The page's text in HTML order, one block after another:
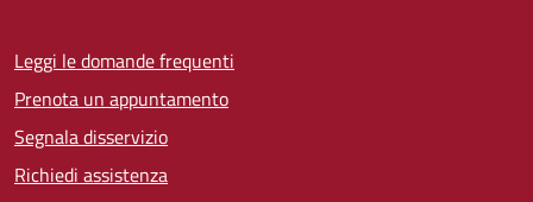
Leggi le domande frequenti
Prenota un appuntamento
Segnala disservizio
Richiedi assistenza